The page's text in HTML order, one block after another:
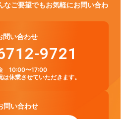
なご要望でもお気軽にお問い合わ
問い合わせ
9721
10:00〜17:00
は休業させていただきます。
問い合わせ